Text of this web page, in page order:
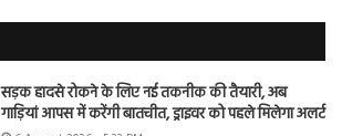
सड़क हादसे रोकने के लिए नई तकनीक की तैयारी, अब
गाड़ियां आपस में करेंगी बातचीत, ड्राइवर को पहले मिलेगा अलर्ट